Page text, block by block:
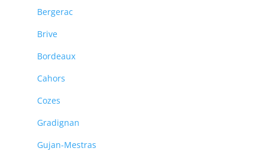
Bergerac
Brive
Bordeaux
Cahors
Cozes
Gradignan
Gujan-Mestras